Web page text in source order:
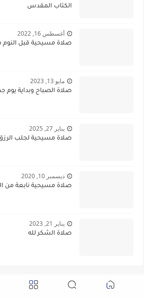
الكتاب المقدس
أغسطس 16, 2022
صلاة مسيحية قبل النوم
مايو 13, 2023
صلاة الصباح وبداية يوم
يناير 27, 2025
صلاة مسيحية لجلب
ديسمبر 10, 2020
صلاة مسيحية نابعة من
يناير 21, 2023
صلاة الشكر لله
الأكثر مشاهدة هذا الشهر